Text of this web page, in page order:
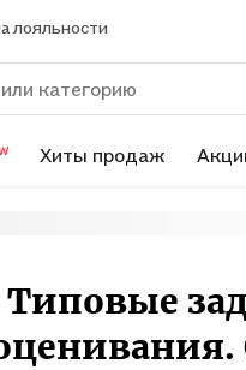
лояльности
Хиты продаж